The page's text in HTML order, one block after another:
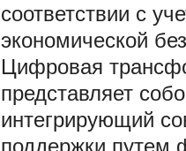
соответствии с
экономической
Цифровая
представляет
интегрирующий
поддержки путем